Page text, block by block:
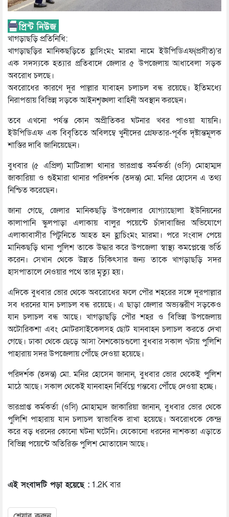
খাগড়াছড়ি প্রতিনিধি:
খাগড়াছড়ির মানিকছড়িতে হ্লাসিংমং মারমা নামে ইউপিডিএফ(প্রসীত)’র
এক সদস্যকে হত্যার প্রতিবাদে জেলার ৫ উপজেলায় আধাবেলা সড়ক
অবরোধ চলছে।
অবরোধের কারণে দূর পাল্লার যাবাহন চলাচল বন্ধ রয়েছে। ইতিমধ্যে
নিরাপত্তায় বিভিন্ন সড়কে আইনশৃঙ্খলা বাহিনী অবস্থান করছেন।
তবে এখনো পর্যন্ত কোন অপ্রীতিকর ঘটনার খবর পাওয়া যায়নি।
ইউপিডিএফ এক বিবৃতিতে অবিলম্বে খুনীদের গ্রেফতার-পূর্বক দৃষ্টান্তমূলক
শাস্তির দাবি জানিয়েছেন।
বুধবার (৫ এপ্রিল) মাটিরাঙ্গা থানার ভারপ্রাপ্ত কর্মকর্তা (ওসি) মোহাম্মদ
জাকারিয়া ও গুইমারা থানার পরিদর্শক (তদন্ত) মো. মনির হোসেন এ তথ্য
নিশ্চিত করেছেন।
জানা গেছে, জেলার মানিকছড়ি উপজেলার যোগ্যাছোলা ইউনিয়নের
কালাপানি স্কুলপাড়া এলাকায় বালুর পয়েন্টে চাঁদাবাজির অভিযোগে
এলাকাবাসীর পিটুনিতে আহত হন হ্লাচিংমং মারমা। পরে সংবাদ পেয়ে
মানিকছড়ি থানা পুলিশ তাকে উদ্ধার করে উপজেলা স্বাস্থ্য কমপ্লেক্সে ভর্তি
করেন। সেখান থেকে উন্নত চিকিৎসার জন্য তাকে খাগড়াছড়ি সদর
হাসপাতালে নেওয়ার পথে তার মৃত্যু হয়।
এদিকে বুধবার ভোর থেকে অবরোধের ফলে পৌর শহরের সঙ্গে দূরপাল্লার
সব ধরনের যান চলাচল বন্ধ রয়েছে। এ ছাড়া জেলার অভ্যন্তরীণ সড়কেও
যান চলাচল বন্ধ আছে। খাগড়াছড়ি পৌর শহর ও বিভিন্ন উপজেলায়
অটোরিকশা এবং মোটরসাইকেলসহ ছোট যানবাহন চলাচল করতে দেখা
গেছে। ঢাকা থেকে ছেড়ে আসা নৈশকোচগুলো বুধবার সকাল ৭টায় পুলিশি
পাহারায় সদর উপজেলায় পৌঁছে দেওয়া হয়েছে।
পরিদর্শক (তদন্ত) মো. মনির হোসেন জানান, বুধবার ভোর থেকেই পুলিশ
মাঠে আছে। সকাল থেকেই যানবাহন নির্বিঘ্নে গন্তব্যে পৌঁছে দেওয়া হচ্ছে।
ভারপ্রাপ্ত কর্মকর্তা (ওসি) মোহাম্মদ জাকারিয়া জানান, বুধবার ভোর থেকে
পুলিশি পাহারায় যান চলাচল স্বাভাবিক রাখা হয়েছে। অবরোধকে কেন্দ্র
করে বড় ধরনের কোনো ঘটনা ঘটেনি। যেকোনো ধরনের নাশকতা এড়াতে
বিভিন্ন পয়েন্টে অতিরিক্ত পুলিশ মোতায়েন আছে।
এই সংবাদটি পড়া হয়েছে : 1.2K বার